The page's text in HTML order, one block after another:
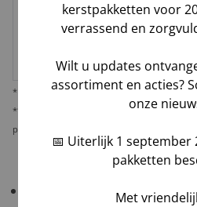
dienstverlener
* Behoudens overmacht calamiteiten.
** De verantwoordelijkheid op dit risico als
pakketbezorging rust bij u als opdrachtgever.
Controleer uw
kerstpakketten voor
verrassend en
Wilt u updates
assortiment en acties?
onze
📅 Uiterlijk 1 september
pakketten
Met